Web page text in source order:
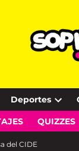
Deportes
Open
QUIZZES
del CIDE